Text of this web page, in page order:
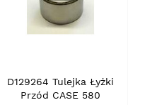
D129264 Tulejka Łyżki
Przód CASE 580